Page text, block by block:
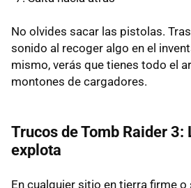
No olvides sacar las pistolas.
sonido al recoger algo en el
mismo, verás que tienes todo el
montones de cargadores.
Trucos de Tomb Raider 3:
explota
En cualquier sitio en tierra firme